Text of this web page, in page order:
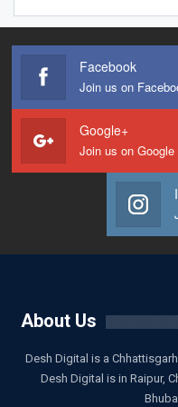
Facebook
Join us on
Google+
Join us on Google
About Us
Desh Digital is a
Desh Digital is in Raipur,